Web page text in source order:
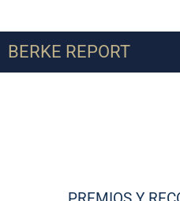
BERKE REPORT